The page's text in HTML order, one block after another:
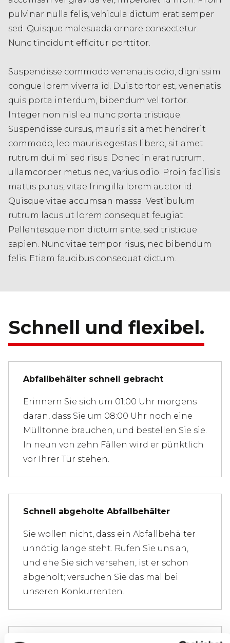
pulvinar nulla felis, vehicula dictum erat semper
sed. Quisque malesuada ornare consectetur.
Nunc tincidunt efficitur porttitor.
Suspendisse commodo venenatis odio, dignissim
congue lorem viverra id. Duis tortor est, venenatis
quis porta interdum, bibendum vel tortor.
Integer non nisl eu nunc porta tristique.
Suspendisse cursus, mauris sit amet hendrerit
commodo, leo mauris egestas libero, sit amet
rutrum dui mi sed risus. Donec in erat rutrum,
ullamcorper metus nec, varius odio. Proin facilisis
mattis purus, vitae fringilla lorem auctor id.
Quisque vitae accumsan massa. Vestibulum
rutrum lacus ut lorem consequat feugiat.
Pellentesque non dictum ante, sed tristique
sapien. Nunc vitae tempor risus, nec bibendum
felis. Etiam faucibus consequat dictum.
Schnell und flexibel.
Abfallbehälter schnell gebracht
Erinnern Sie sich um 01:00 Uhr morgens
daran, dass Sie um 08:00 Uhr noch eine
Mülltonne brauchen, und bestellen Sie sie.
In neun von zehn Fällen wird er pünktlich
vor Ihrer Tür stehen.
Schnell abgeholte Abfallbehälter
Sie wollen nicht, dass ein Abfallbehälter
unnötig lange steht. Rufen Sie uns an,
und ehe Sie sich versehen, ist er schon
abgeholt; versuchen Sie das mal bei
unseren Konkurrenten.